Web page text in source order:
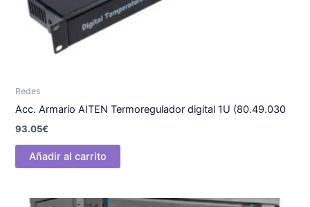
Redes
Acc. Armario AITEN Termoregulador digital 1U (80.49.030
93.05€
Añadir al carrito